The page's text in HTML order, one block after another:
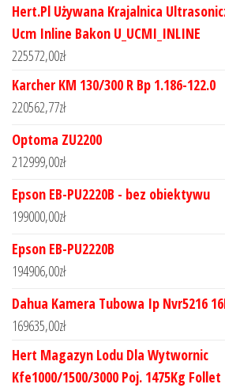
Hert.Pl Używana Krajalnica
Ucm Inline Bakon U_UCMI_INLINE
225572,00zł
Karcher KM 130/300 R Bp 1.186-122.0
220562,77zł
Optoma ZU2200
212999,00zł
Epson EB-PU2220B - bez obiektywu
199000,00zł
Epson EB-PU2220B
194906,00zł
Dahua Kamera Tubowa Ip Nvr5216
169635,00zł
Hert Magazyn Lodu Dla Wytwornic
Kfe1000/1500/3000 Poj. 1475Kg Follet